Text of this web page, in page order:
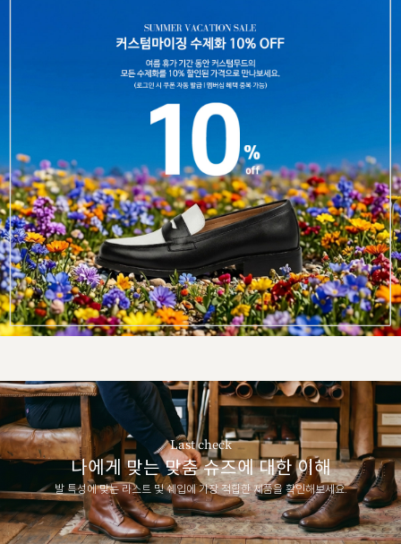
Last check
나에게 맞는 맞춤 슈즈에 대한 이해
발 특성에 맞는 라스트 및 쉐입에 가장 적합한 제품을 확인해보세요.